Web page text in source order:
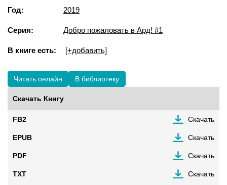
Год: 2019
Серия: Добро пожаловать в Ард! #1
В книге есть: [+добавить]
Читать онлайн В библиотеку
Скачать Книгу
FB2 Скачать
EPUB Скачать
PDF Скачать
TXT Скачать